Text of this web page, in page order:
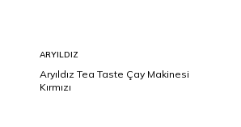
ARYILDIZ
Aryıldız Tea Taste Çay Makinesi
Kırmızı